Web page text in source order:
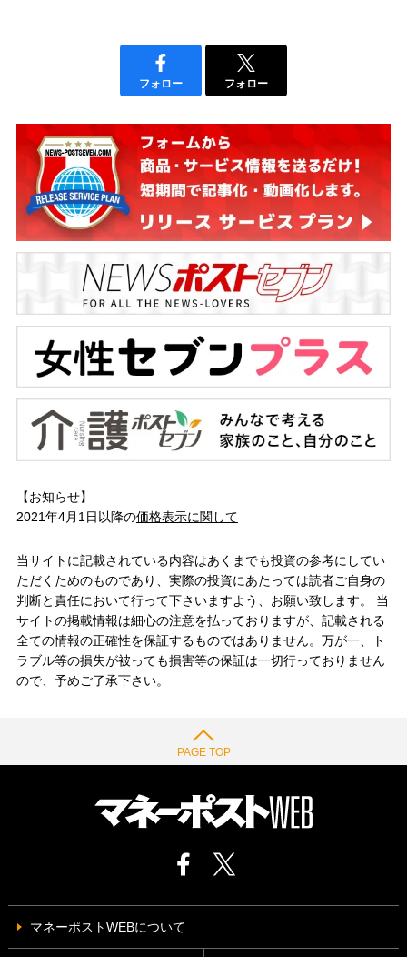
フォロー フォロー
【お知らせ】
2021年4月1日以降の価格表示に関して
当サイトに記載されている内容はあくまでも投資の参考にしてい
ただくためのものであり、実際の投資にあたっては読者ご自身の
判断と責任において行って下さいますよう、お願い致します。 当
サイトの掲載情報は細心の注意を払っておりますが、記載される
全ての情報の正確性を保証するものではありません。万が一、ト
ラブル等の損失が被っても損害等の保証は一切行っておりません
ので、予めご了承下さい。
PAGE TOP
マネーポストWEBについて